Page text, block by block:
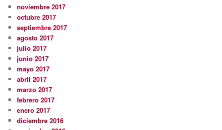
noviembre 2017
octubre 2017
septiembre 2017
agosto 2017
julio 2017
junio 2017
mayo 2017
abril 2017
marzo 2017
febrero 2017
enero 2017
diciembre 2016